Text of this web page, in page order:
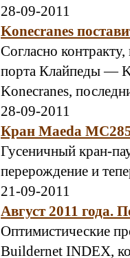
28-09-2011
Konecranes
Согласно
порта Клайпеды —
Konecranes,
28-09-2011
Кран Maeda
Гусеничный кран-
перерождение и
21-09-2011
Август 2011 года.
Оптимистические
Buildernet INDEX,